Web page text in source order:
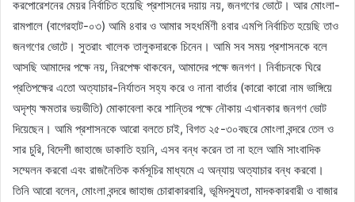
করপোরেশনের মেয়র নির্বাচিত হয়েছি প্রশাসনের দয়ায় নয়, জনগণের ভোটে। আর মোংলা-
রামপালে (বাগেরহাট-০৩) আমি ৪বার ও আমার সহধর্মিণী ৪বার এমপি নির্বাচিত হয়েছি তাও
জনগণের ভোটে। সুতরাং খালেক তালুকদারকে চিনেন। আমি সব সময় প্রশাসনকে বলে
আসছি আমাদের পক্ষে নয়, নিরপেক্ষ থাকবেন, আমাদের পক্ষে জনগণ। নির্বাচনকে ঘিরে
প্রতিপক্ষের এতো অত্যাচার-নির্যাতন সহ্য করে ও নানা বার্তার (কারো কারো নাম ভাঙ্গিয়ে
অদৃশ্য ক্ষমতার ভয়ভীতি) মোকাবেলা করে শান্তির পক্ষে নৌকায় এখানকার জনগণ ভোট
দিয়েছেন। আমি প্রশাসনকে আরো বলতে চাই, বিগত ২৫-৩০বছরে মোংলা বন্দরে তেল ও
সার চুরি, বিদেশী জাহাজে ডাকাতি হয়নি, এসব বন্ধ করেন তা না হলে আমি সাংবাদিক
সম্মেলন করবো এবং রাজনৈতিক কর্মসূচির মাধ্যমে এ অন্যায় অত্যাচার বন্ধ করবো।
তিনি আরো বলেন, মোংলা বন্দরে জাহাজ চোরাকারবারি, ভূমিদস্যুতা, মাদককারবারী ও বাজার